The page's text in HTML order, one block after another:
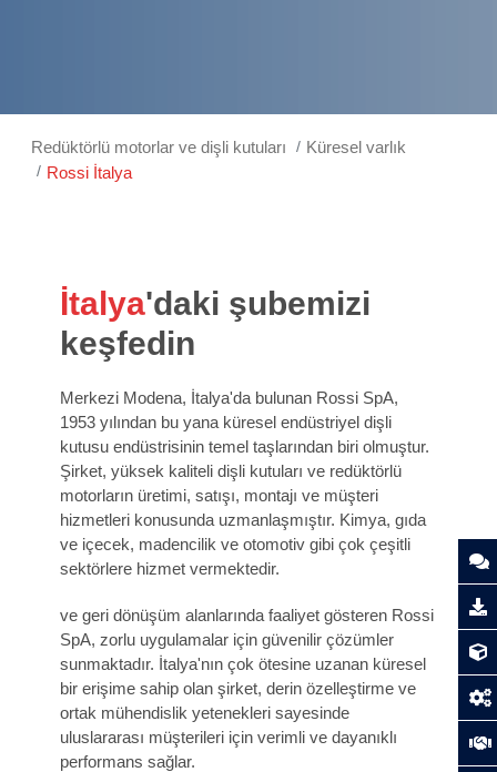
Redüktörlü motorlar ve dişli kutuları
Küresel varlık
Rossi İtalya
İtalya'daki şubemizi
keşfedin
Merkezi Modena, İtalya'da bulunan Rossi SpA,
1953 yılından bu yana küresel endüstriyel dişli
kutusu endüstrisinin temel taşlarından biri olmuştur.
Şirket, yüksek kaliteli dişli kutuları ve redüktörlü
motorların üretimi, satışı, montajı ve müşteri
hizmetleri konusunda uzmanlaşmıştır. Kimya, gıda
ve içecek, madencilik ve otomotiv gibi çok çeşitli
sektörlere hizmet vermektedir.
ve geri dönüşüm alanlarında faaliyet gösteren Rossi
SpA, zorlu uygulamalar için güvenilir çözümler
sunmaktadır. İtalya'nın çok ötesine uzanan küresel
bir erişime sahip olan şirket, derin özelleştirme ve
ortak mühendislik yetenekleri sayesinde
uluslararası müşterileri için verimli ve dayanıklı
performans sağlar.